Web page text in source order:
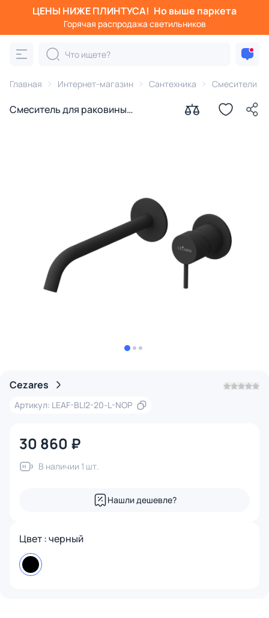
ЦЕНЫ НИЖЕ ПЛИНТУСА! Но выше паркета
Горячая распродажа светильников
Главная Интернет-магазин Сантехника Смесители
Смеситель для раковины
Cezares
Артикул: LEAF-BLI2-20-L-NOP
30 860 ₽
В наличии 1 шт.
Нашли дешевле?
Цвет : черный